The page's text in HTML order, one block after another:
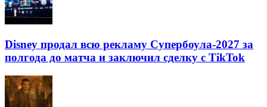
Disney продал всю рекламу Супербоула-2027 за
полгода до матча и заключил сделку с TikTok